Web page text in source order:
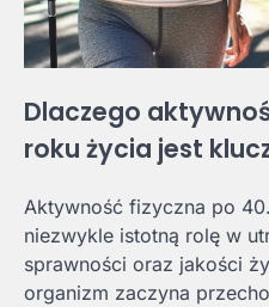
Dlaczego
roku życia jest
Aktywność fizyczna po
niezwykle istotną rolę w
sprawności oraz jakości
organizm zaczyna